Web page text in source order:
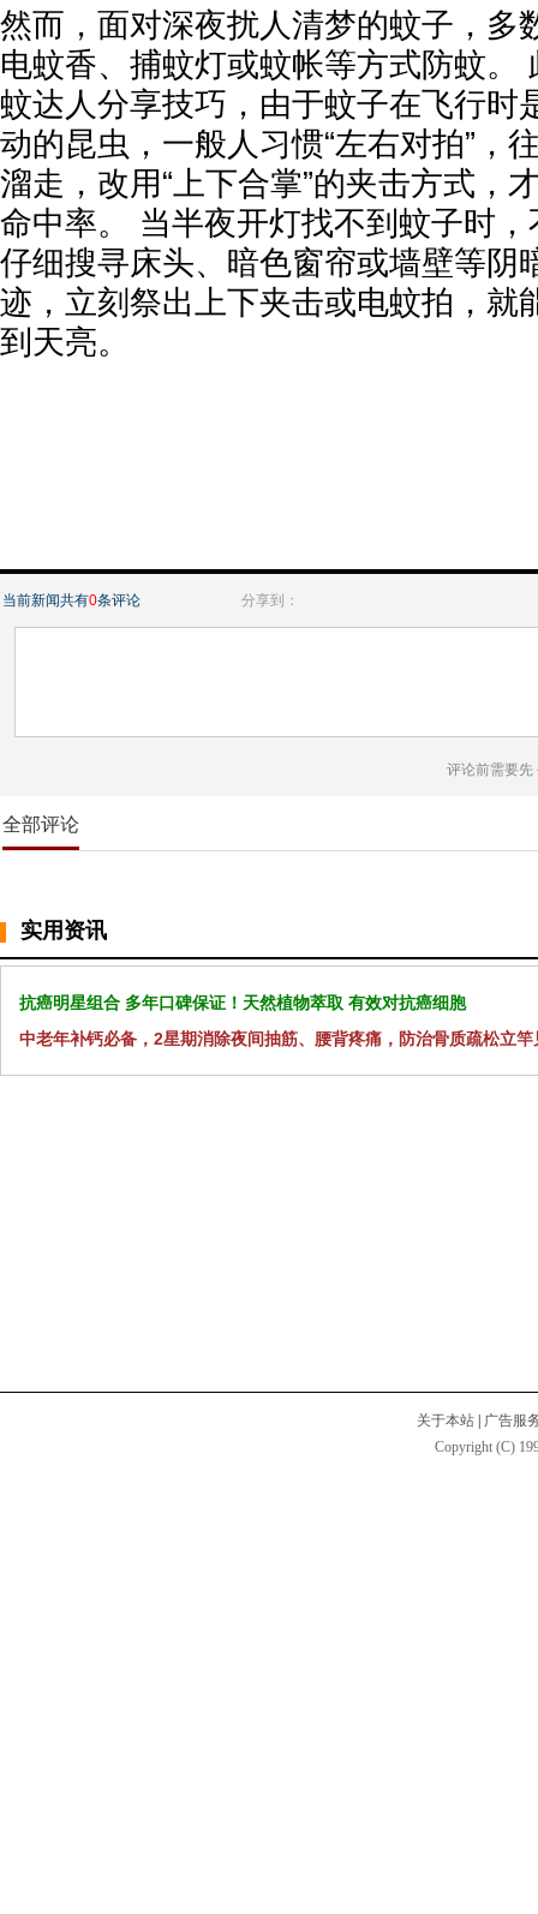
然而，面对深夜扰人清梦的蚊子，多
电蚊香、捕蚊灯或蚊帐等方式防蚊。
蚊达人分享技巧，由于蚊子在飞行时
动的昆虫，一般人习惯“左右对拍”，
溜走，改用“上下合掌”的夹击方式，
命中率。 当半夜开灯找不到蚊子时
仔细搜寻床头、暗色窗帘或墙壁等阴
迹，立刻祭出上下夹击或电蚊拍，就
到天亮。
当前新闻共有0条评论 分享到：
评论前需要先
全部评论
实用资讯
抗癌明星组合 多年口碑保证！天然植物萃取 有效对抗癌细胞
中老年补钙必备，2星期消除夜间抽筋、腰背疼痛，防治骨质疏松立竿
关于本站
广告服
Copyright (C)